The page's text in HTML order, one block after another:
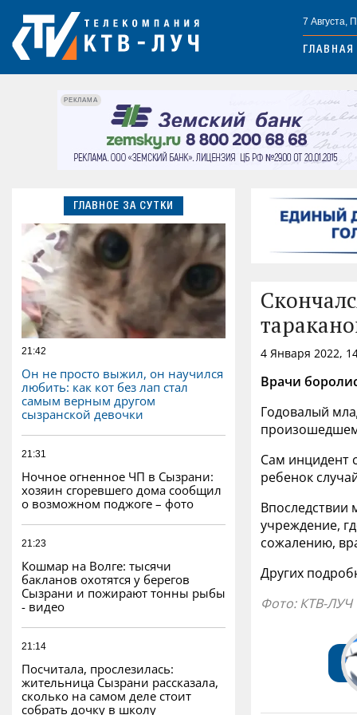
7 Августа,
ГЛАВНАЯ
РЕКЛАМА
ГЛАВНОЕ ЗА СУТКИ
21:42
Он не просто выжил, он научился
любить: как кот без лап стал
самым верным другом
сызранской девочки
21:31
Ночное огненное ЧП в Сызрани:
хозяин сгоревшего дома сообщил
о возможном поджоге – фото
21:23
Кошмар на Волге: тысячи
бакланов охотятся у берегов
Сызрани и пожирают тонны рыбы
- видео
21:14
Посчитала, прослезилась:
жительница Сызрани рассказала,
сколько на самом деле стоит
собрать дочку в школу
4 Января 2022,
Врачи
Годовалый
Сам инцидент
ребенок
Впоследствии
учреждение,
сожалению,
Других
Фото: КТВ-ЛУЧ